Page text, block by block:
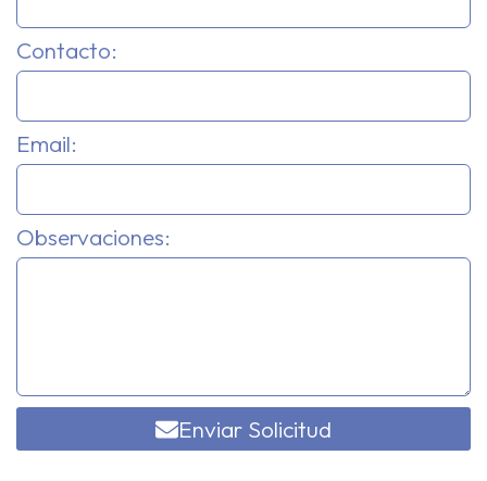
Contacto:
Email:
Observaciones:
Enviar Solicitud